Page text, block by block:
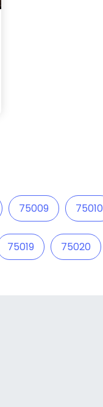
75009 75010
75019 75020